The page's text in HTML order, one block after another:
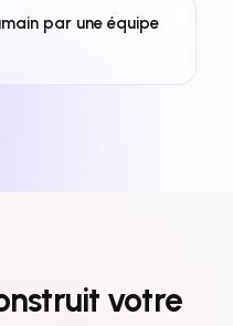
par une équipe
votre